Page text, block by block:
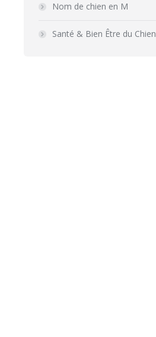
Nom de chien en M
Santé & Bien Être du Chien